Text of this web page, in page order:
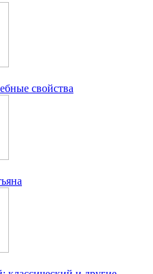
свойства